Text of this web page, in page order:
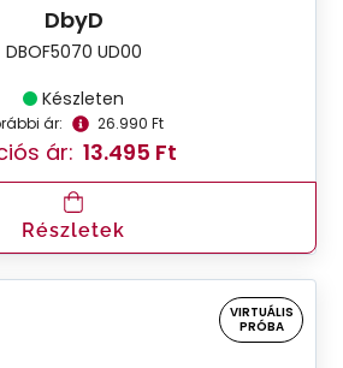
DbyD
DBOF5070 UD00
Készleten
ár: 26.990 Ft
ár: 13.495 Ft
Részletek
VIRTUÁLIS
PRÓBA